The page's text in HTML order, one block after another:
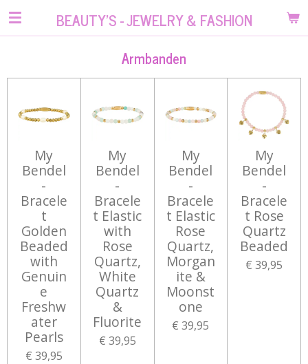
Ga
hoofdinhoud
BEAUTY'S - JEWELRY & FASHION
Armbanden
My
Bendel
-
Bracele
t
Golden
Beaded
with
Genuin
e
Freshw
ater
Pearls
€ 39,95
My
Bendel
-
Bracele
t Elastic
with
Rose
Quartz,
White
Quartz
&
Fluorite
€ 39,95
My
Bendel
-
Bracele
t Elastic
Rose
Quartz,
Morgan
ite &
Moonst
one
€ 39,95
My
Bendel
-
Bracele
t Rose
Quartz
Beaded
€ 39,95